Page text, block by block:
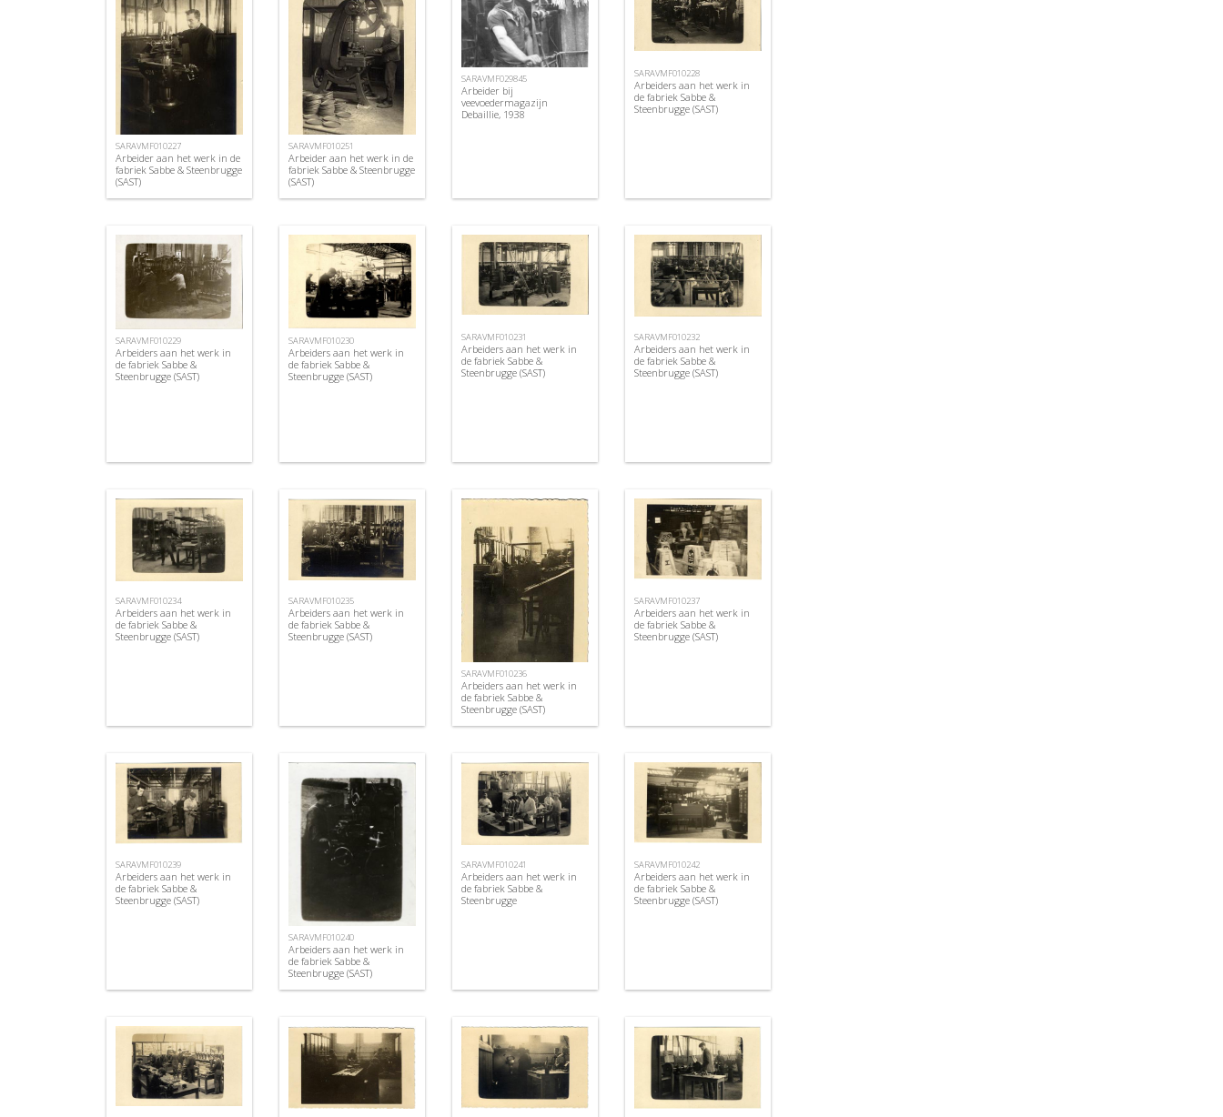
SARAVMF010227
Arbeider aan het werk in de
fabriek Sabbe & Steenbrugge
(SAST)
SARAVMF010251
Arbeider aan het werk in de
fabriek Sabbe & Steenbrugge
(SAST)
SARAVMF029845
Arbeider bij
veevoedermagazijn
Debaillie, 1938
SARAVMF010228
Arbeiders aan het werk in
de fabriek Sabbe &
Steenbrugge (SAST)
SARAVMF010229
Arbeiders aan het werk in
de fabriek Sabbe &
Steenbrugge (SAST)
SARAVMF010230
Arbeiders aan het werk in
de fabriek Sabbe &
Steenbrugge (SAST)
SARAVMF010231
Arbeiders aan het werk in
de fabriek Sabbe &
Steenbrugge (SAST)
SARAVMF010232
Arbeiders aan het werk in
de fabriek Sabbe &
Steenbrugge (SAST)
SARAVMF010234
Arbeiders aan het werk in
de fabriek Sabbe &
Steenbrugge (SAST)
SARAVMF010235
Arbeiders aan het werk in
de fabriek Sabbe &
Steenbrugge (SAST)
SARAVMF010236
Arbeiders aan het werk in
de fabriek Sabbe &
Steenbrugge (SAST)
SARAVMF010237
Arbeiders aan het werk in
de fabriek Sabbe &
Steenbrugge (SAST)
SARAVMF010239
Arbeiders aan het werk in
de fabriek Sabbe &
Steenbrugge (SAST)
SARAVMF010240
Arbeiders aan het werk in
de fabriek Sabbe &
Steenbrugge (SAST)
SARAVMF010241
Arbeiders aan het werk in
de fabriek Sabbe &
Steenbrugge
SARAVMF010242
Arbeiders aan het werk in
de fabriek Sabbe &
Steenbrugge (SAST)